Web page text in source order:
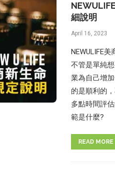
細說明
April 16, 2023
NEWULIFE
不管是單純
業為自己增
的是順利的
多點時間評
範是什麼?
READ MORE